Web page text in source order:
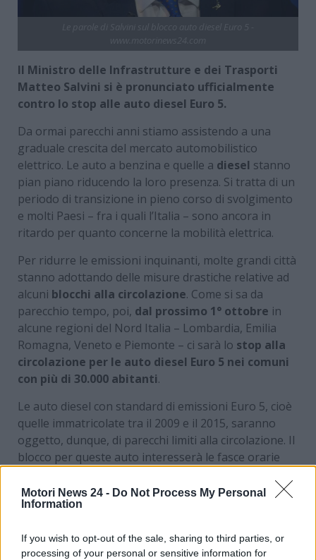
Motori News 24 - Do Not Process My Personal
Information
If you wish to opt-out of the sale, sharing to third parties, or
processing of your personal or sensitive information for
Il Ministro delle Infrastrutture e dei Trasporti
Matteo Salvini si è pronunciato ufficialmente
contro lo stop alle auto diesel Euro 5.
Da ormai parecchi anni stiamo assistendo a una
graduale crescita del mercato automobilistico
elettrico. Le auto a benzina e quelle a diesel stanno
pian piano riducendo la loro presenza. Si tratta di un
periodo di transizione in pieno corso di svolgimento
e molti Paesi – fra i quali l’Italia – sono ancora in
ritardo per quanto concerne la mobilità elettrica.
Per ridurre le emissioni inquinanti, molte grandi città
stanno adottando delle misure drastiche relative ad
alcuni blocchi alla circolazione. Come si sa da
parecchio tempo, poi, dal prossimo 1° ottobre in
alcune regioni del Nord Italia – Lombardia, Emilia
Romagna, Veneto e Piemonte – ci sarà lo stop alla
circolazione per le auto diesel Euro 5 nei comuni
con più di 30.000 abitanti.
Le auto diesel con standard di emissioni Euro 5, cioè
quelle immatricolate tra il 2009 e il 2015, saranno
oggetto, dunque, di parecchi limiti alla circolazione. Il
blocco per queste auto interesserà le fasce orarie
consentireun miglioramento dell’arianelle città
maggiormente soggette al superamento dei limiti
particolato PM10.